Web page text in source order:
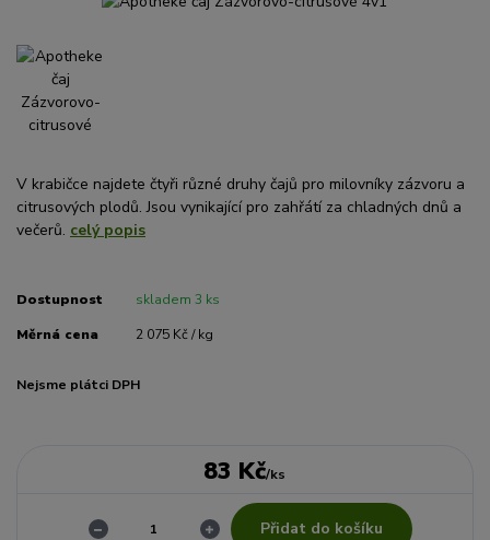
V krabičce najdete čtyři různé druhy čajů pro milovníky zázvoru a
citrusových plodů. Jsou vynikající pro zahřátí za chladných dnů a
večerů. celý popis
Dostupnost skladem 3 ks
Měrná cena 2 075 Kč / kg
Nejsme plátci DPH
83 Kč/ks
Přidat do košíku